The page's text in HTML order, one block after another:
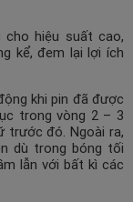
cho hiệu suất cao,
kể, đem lại lợi ích
khi pin đã được
trong vòng 2 – 3
trước đó. Ngoài ra,
dù trong bóng tối
lẫn với bất kì các